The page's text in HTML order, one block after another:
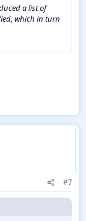
a list of
which in turn
#7